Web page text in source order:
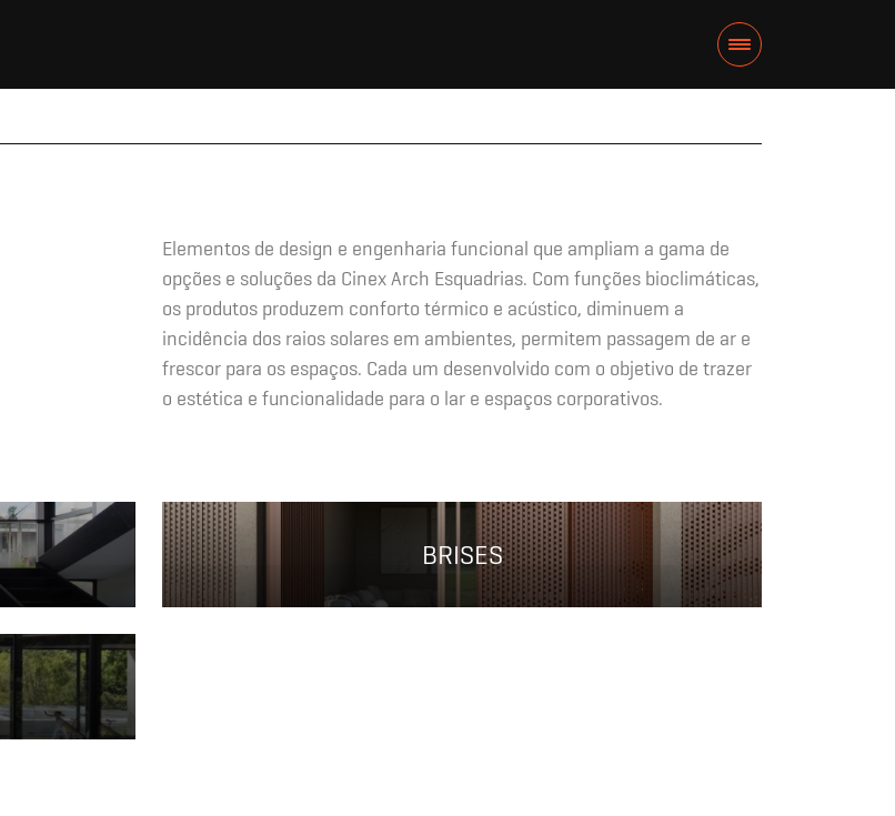
Elementos de design e engenharia funcional que ampliam a gama de
opções e soluções da Cinex Arch Esquadrias. Com funções bioclimáticas,
os produtos produzem conforto térmico e acústico, diminuem a
incidência dos raios solares em ambientes, permitem passagem de ar e
frescor para os espaços. Cada um desenvolvido com o objetivo de trazer
o estética e funcionalidade para o lar e espaços corporativos.
BRISES